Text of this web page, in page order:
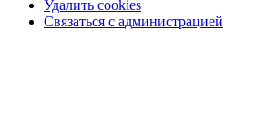
Удалить cookies
Связаться
Связаться с администрацией